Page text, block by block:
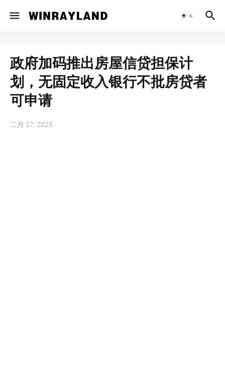
政府加码推出房屋信贷担保计
划，无固定收入银行不批房贷者
可申请
二月 27, 2025